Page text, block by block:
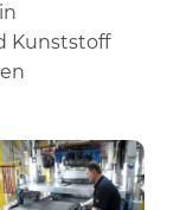
Kunststoff